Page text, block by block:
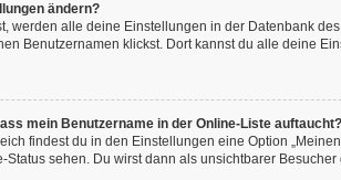
ändern?
werden alle deine Einstellungen in der Datenbank
Benutzernamen klickst. Dort kannst du alle deine
mein Benutzername in der Online-Liste auftaucht?
findest du in den Einstellungen eine Option
Status sehen. Du wirst dann als unsichtbarer Besucher